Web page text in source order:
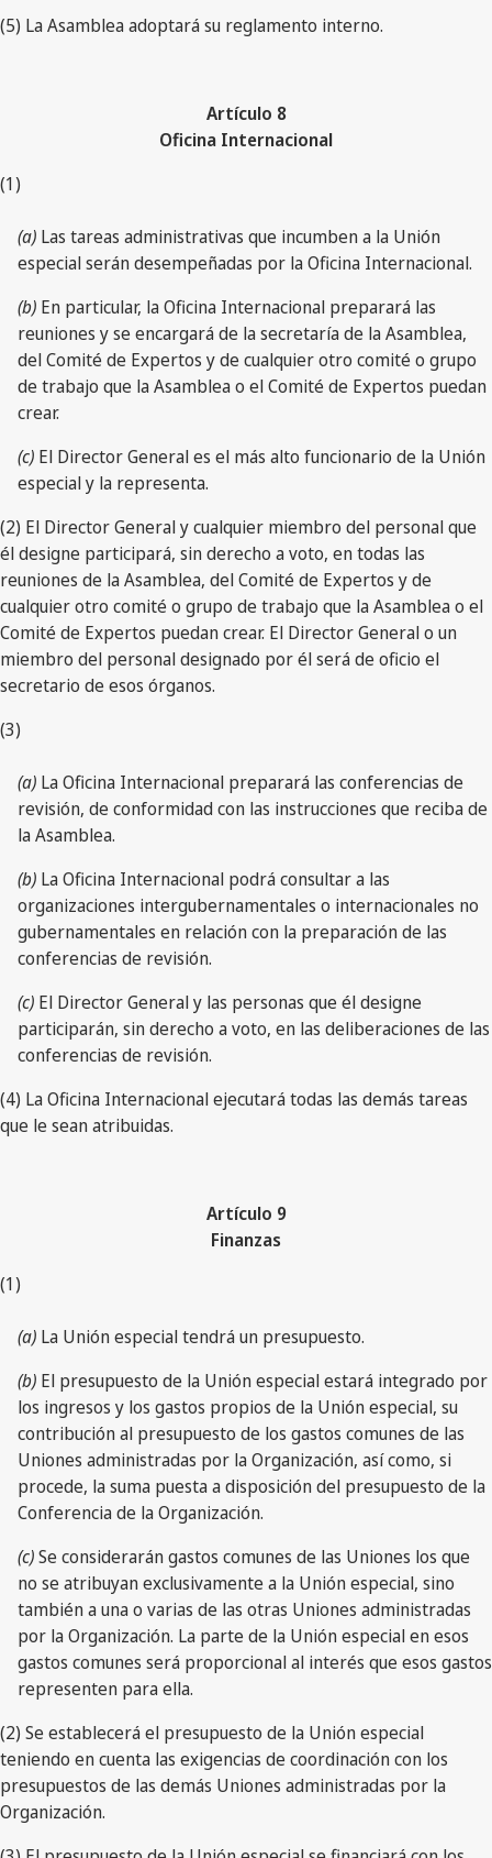
(5) La Asamblea adoptará su reglamento interno.
Artículo 8
Oficina Internacional
(1)
(a) Las tareas administrativas que incumben a la Unión
especial serán desempeñadas por la Oficina Internacional.
(b) En particular, la Oficina Internacional preparará las
reuniones y se encargará de la secretaría de la Asamblea,
del Comité de Expertos y de cualquier otro comité o grupo
de trabajo que la Asamblea o el Comité de Expertos puedan
crear.
(c) El Director General es el más alto funcionario de la Unión
especial y la representa.
(2) El Director General y cualquier miembro del personal que
él designe participará, sin derecho a voto, en todas las
reuniones de la Asamblea, del Comité de Expertos y de
cualquier otro comité o grupo de trabajo que la Asamblea o el
Comité de Expertos puedan crear. El Director General o un
miembro del personal designado por él será de oficio el
secretario de esos órganos.
(3)
(a) La Oficina Internacional preparará las conferencias de
revisión, de conformidad con las instrucciones que reciba de
la Asamblea.
(b) La Oficina Internacional podrá consultar a las
organizaciones intergubernamentales o internacionales no
gubernamentales en relación con la preparación de las
conferencias de revisión.
(c) El Director General y las personas que él designe
participarán, sin derecho a voto, en las deliberaciones de las
conferencias de revisión.
(4) La Oficina Internacional ejecutará todas las demás tareas
que le sean atribuidas.
Artículo 9
Finanzas
(1)
(a) La Unión especial tendrá un presupuesto.
(b) El presupuesto de la Unión especial estará integrado por
los ingresos y los gastos propios de la Unión especial, su
contribución al presupuesto de los gastos comunes de las
Uniones administradas por la Organización, así como, si
procede, la suma puesta a disposición del presupuesto de la
Conferencia de la Organización.
(c)Se considerarán gastos comunes de las Uniones los que
no se atribuyan exclusivamente a la Unión especial, sino
también a una o varias de las otras Uniones administradas
por la Organización. La parte de la Unión especial en esos
gastos comunes será proporcional al interés que esos gastos
representen para ella.
(2) Se establecerá el presupuesto de la Unión especial
teniendo en cuenta las exigencias de coordinación con los
presupuestos de las demás Uniones administradas por la
Organización.